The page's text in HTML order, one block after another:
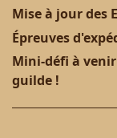
Mise à jour des
Épreuves
Mini-défi à
guilde !